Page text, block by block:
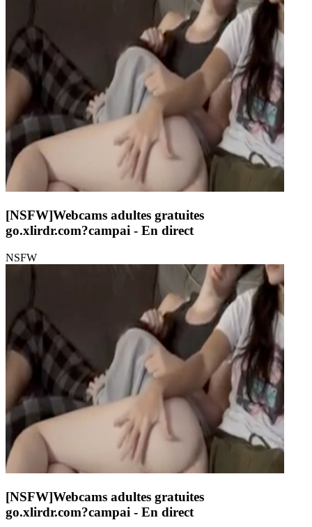
[NSFW]Webcams adultes gratuites
go.xlirdr.com?campai - En direct
NSFW
[NSFW]Webcams adultes gratuites
go.xlirdr.com?campai - En direct